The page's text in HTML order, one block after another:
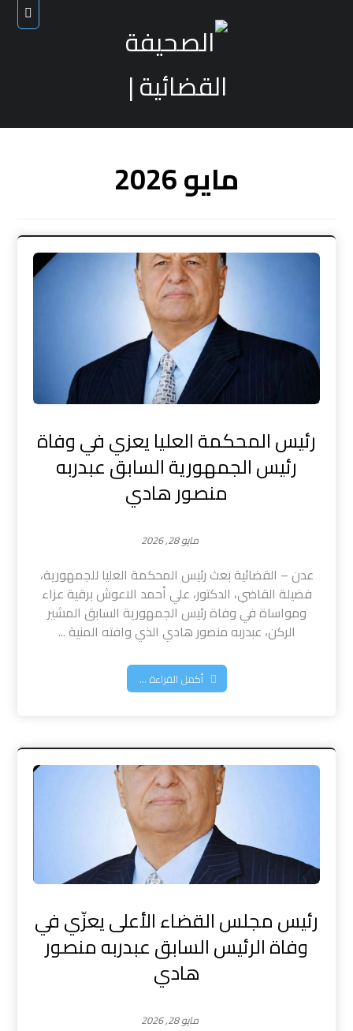
مايو 2026
رئيس المحكمة العليا يعزي في وفاة
رئيس الجمهورية السابق عبدربه
منصور هادي
مايو 28, 2026
عدن – القضائية بعث رئيس المحكمة العليا للجمهورية،
فضيلة القاضي، الدكتور، علي أحمد الاعوش برقية عزاء
ومواساة في وفاة رئيس الجمهورية السابق المشير
الركن، عبدربه منصور هادي الذي وافته المنية ...
أكمل القراءة ...
رئيس مجلس القضاء الأعلى يعزّي في
وفاة الرئيس السابق عبدربه منصور
هادي
مايو 28, 2026